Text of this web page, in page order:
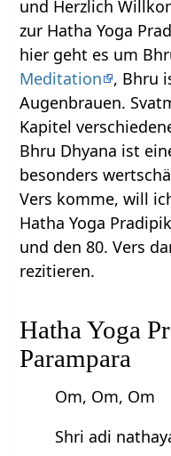
und Herzlich
zur Hatha Yoga
hier geht es um
Meditation
, Bhru
Augenbrauen.
Kapitel
Bhru Dhyana ist
besonders
Vers komme, will
Hatha Yoga
und den 80. Vers
rezitieren.
Hatha Yoga
Parampara
Om, Om, Om
Shri adi